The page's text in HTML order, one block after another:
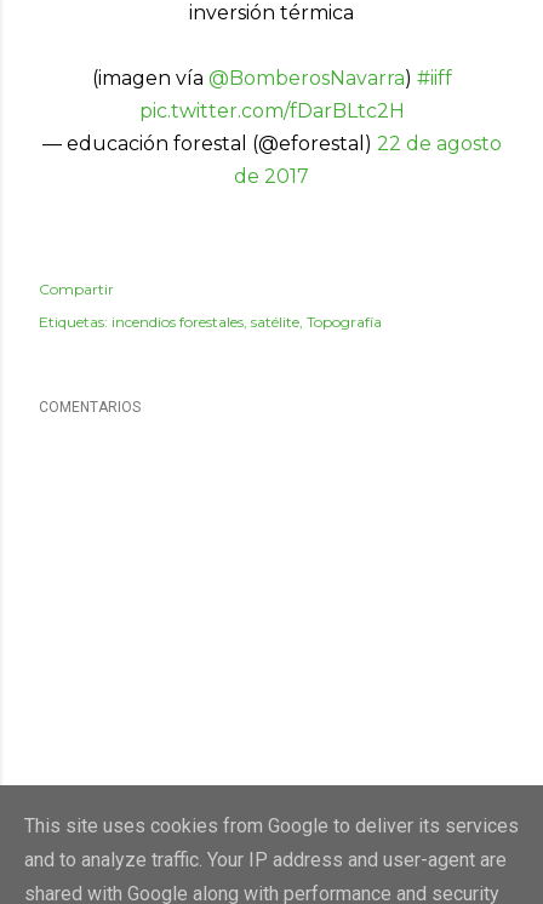
inversión térmica
(imagen vía @BomberosNavarra) #iiff
pic.twitter.com/fDarBLtc2H
— educación forestal (@eforestal) 22 de agosto
de 2017
Compartir
Etiquetas: incendios forestales satélite Topografía
COMENTARIOS
This site uses cookies from Google to deliver its services
and to analyze traffic. Your IP address and user-agent are
shared with Google along with performance and security